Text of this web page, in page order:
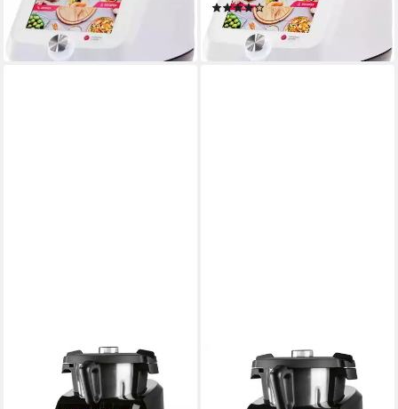
(4)
ab 648,90 €
lieferbar - in 2-3 Werktagen bei dir
SILVERCREST
Küchenmaschine
ab 680,00 €
SILVERCREST
Küchenmaschine
679,99 € 855,90 €